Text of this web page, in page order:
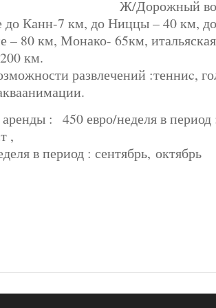
Ж/Дорожный
до Канн-7 км, до Ниццы – 40 км,
– 80 км, Монако- 65км,
км.
развлечений :тенниc,
: 450 евро/неделя в
,
в период : сентябрь, октябрь